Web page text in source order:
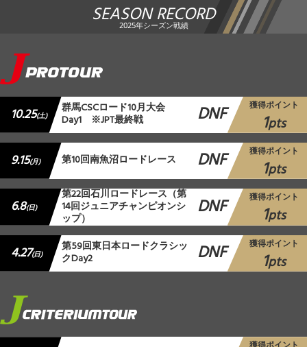
SEASON RECORD
2025年シーズン戦績
10.25(土) 群馬CSCロード10月大会
Day1 ※JPT最終戦 DNF 獲得ポイント
1pts
9.15(月) 第10回南魚沼ロードレース DNF 獲得ポイント
1pts
6.8(日)
第22回石川ロードレース（第
14回ジュニアチャンピオンシ
ップ） DNF 獲得ポイント
1pts
4.27(日) 第59回東日本ロードクラシッ
クDay2 DNF 獲得ポイント
1pts